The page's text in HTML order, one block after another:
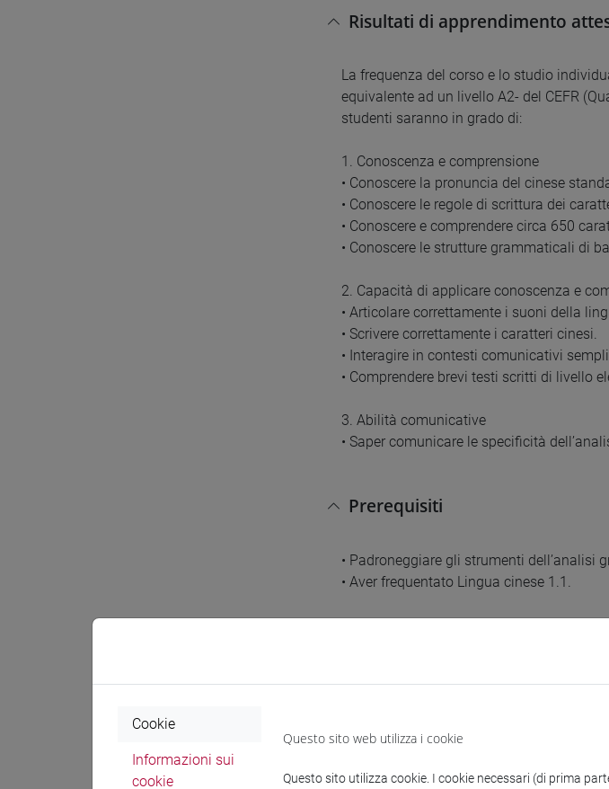
Risultati di apprendimento
La frequenza del corso e lo studio
equivalente ad un livello A2- del CEFR
studenti saranno in grado di:
1. Conoscenza e comprensione
• Conoscere la pronuncia del cinese
• Conoscere le regole di scrittura dei
• Conoscere e comprendere circa 650
• Conoscere le strutture grammaticali di
2. Capacità di applicare conoscenza e
• Articolare correttamente i suoni della
• Scrivere correttamente i caratteri cinesi.
• Interagire in contesti comunicativi
• Comprendere brevi testi scritti di livello
3. Abilità comunicative
• Saper comunicare le specificità
Prerequisiti
• Padroneggiare gli strumenti dell’analisi
• Aver frequentato Lingua cinese 1.1.
L’insegnamento fornisce agli studenti
Cookie
Informazioni sui
cookie
Questo sito web utilizza i cookie
Questo sito utilizza cookie. I cookie necessari (di prima